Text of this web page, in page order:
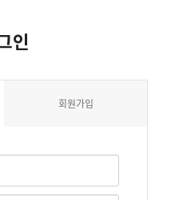
인
회원가입